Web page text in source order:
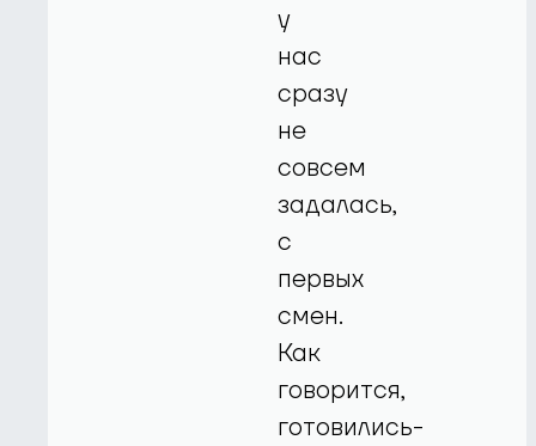
у
нас
сразу
не
совсем
задалась,
с
первых
смен.
Как
говорится,
готовились-